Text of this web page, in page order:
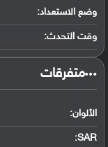
وضع الاستعداد:
وقت التحدث:
‏متفرقات‏
الألوان:
SAR
: